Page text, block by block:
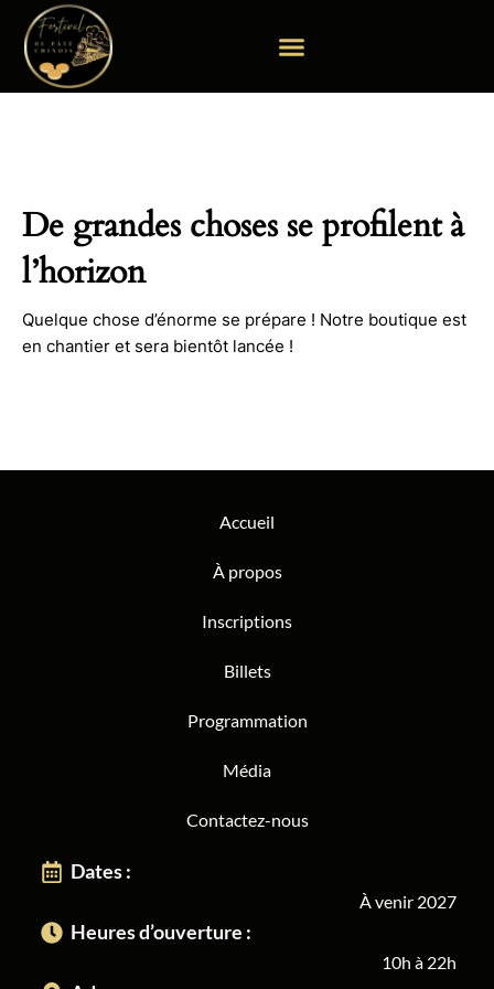
contenu
De grandes choses se profilent à
l’horizon
Quelque chose d’énorme se prépare ! Notre boutique est
en chantier et sera bientôt lancée !
Accueil
À propos
Inscriptions
Billets
Programmation
Média
Contactez-nous
Dates :
À venir 2027
Heures d’ouverture :
10h à 22h